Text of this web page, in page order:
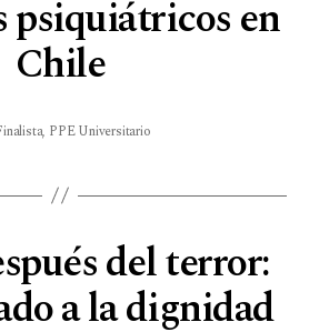
psiquiátricos en
Chile
, PPE Universitario
del terror:
a la dignidad